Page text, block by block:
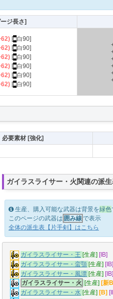
ジ長さ]
[■白90]
[■白90]
[■白90]
[■白90]
[■白90]
[■白90]
必要素材 [強化]
ガイラスライサー・火関連の派
生産、購入可能な武器は背景を緑色
このページの武器は 囲み線で表示
全体の派生表【片手剣】はこちら
ガイラスライサー・王 [生産] [IB]
ガイラスライサー・蛮顎 [生産] [IB]
ガイラスライサー・風漂 [生産] [IB]
ガイラスライサー・火 [生産] [新
ガイラスライサー・水 [生産] [B]